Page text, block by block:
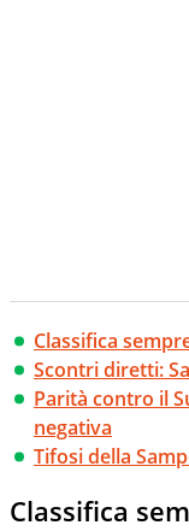
Classifica
Scontri diretti:
Parità contro il
negativa
Tifosi della
Classifica